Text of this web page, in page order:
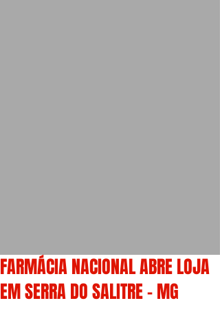
FARMÁCIA NACIONAL ABRE LOJA
EM SERRA DO SALITRE - MG